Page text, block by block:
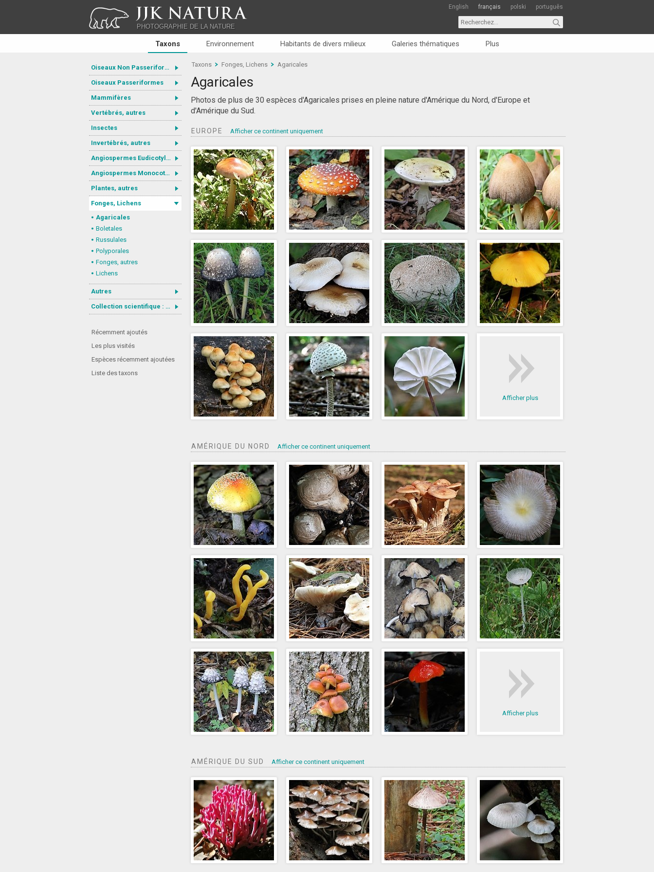
JJK NATURA
PHOTOGRAPHIE DE LA NATURE
English français polski português
Taxons Environnement Habitants de divers milieux Galeries thématiques Plus
Oiseaux Non Passeriformes
Oiseaux Passeriformes
Mammifères
Vertébrés, autres
Insectes
Invertébrés, autres
Angiospermes Eudicotylédones
Angiospermes Monocotylédones
Plantes, autres
Fonges, Lichens
Agaricales
Boletales
Russulales
Polyporales
Fonges, autres
Lichens
Autres
Collection scientifique : Gastrotricha
Récemment ajoutés
Les plus visités
Espèces récemment ajoutées
Liste des taxons
Taxons Fonges, Lichens Agaricales
Agaricales
Photos de plus de 30 espèces d'Agaricales prises en pleine nature d'Amérique du Nord, d'Europe et
d'Amérique du Sud.
EUROPE Afficher ce continent uniquement
Afficher plus
AMÉRIQUE DU NORD Afficher ce continent uniquement
Afficher plus
AMÉRIQUE DU SUD Afficher ce continent uniquement